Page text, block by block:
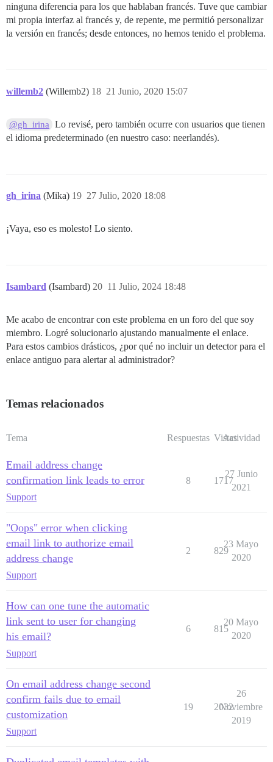
ninguna diferencia para los que hablaban francés. Tuve que cambiar
mi propia interfaz al francés y, de repente, me permitió personalizar
la versión en francés; desde entonces, no hemos tenido el problema.
willemb2 (Willemb2) 21 Junio, 2020 15:07
18
@gh_irina
Lo revisé, pero también ocurre con usuarios que tienen
el idioma predeterminado (en nuestro caso: neerlandés).
gh_irina (Mika) 27 Julio, 2020 18:08
19
¡Vaya, eso es molesto! Lo siento.
Isambard (Isambard) 11 Julio, 2024 18:48
20
Me acabo de encontrar con este problema en un foro del que soy
miembro. Logré solucionarlo ajustando manualmente el enlace.
Para estos cambios drásticos, ¿por qué no incluir un detector para el
enlace antiguo para alertar al administrador?
Temas relacionados
Tema Respuestas Vistas
Actividad
Email address change
confirmation link leads to error
Support
8 1717
27 Junio
2021
"Oops" error when clicking
email link to authorize email
address change
Support
2 829
23 Mayo
2020
How can one tune the automatic
link sent to user for changing
his email?
Support
6 815
20 Mayo
2020
On email address change second
confirm fails due to email
customization
Support
19 2032
26
Noviembre
2019